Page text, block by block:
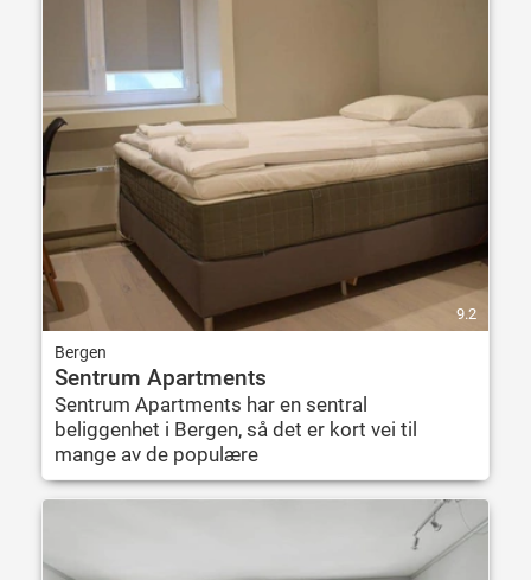
9.2
Bergen
Sentrum Apartments
Sentrum Apartments har en sentral
beliggenhet i Bergen, så det er kort vei til
mange av de populære